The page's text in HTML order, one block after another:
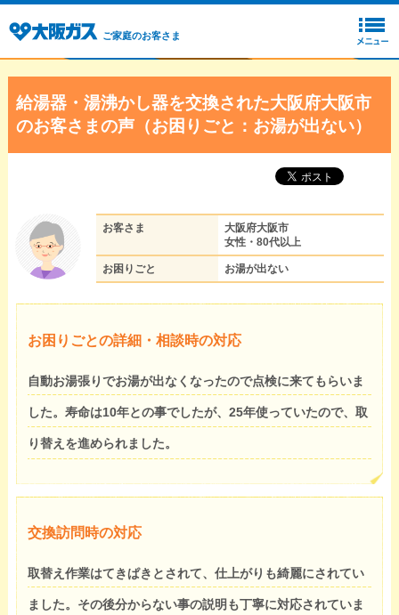
ご家庭のお客さま
給湯器・湯沸かし器を交換された大阪府大阪市
のお客さまの声（お困りごと：お湯が出ない）
お客さま
大阪府大阪市
女性・80代以上
お困りごと お湯が出ない
お困りごとの詳細・相談時の対応
自動お湯張りでお湯が出なくなったので点検に来てもらいま
した。寿命は10年との事でしたが、25年使っていたので、取
り替えを進められました。
交換訪問時の対応
取替え作業はてきぱきとされて、仕上がりも綺麗にされてい
ました。その後分からない事の説明も丁寧に対応されていま